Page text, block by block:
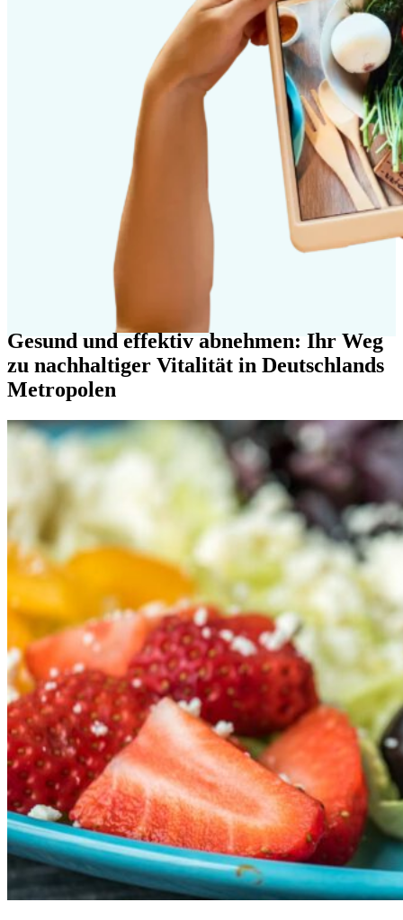
Gesund und effektiv abnehmen: Ihr Weg
zu nachhaltiger Vitalität in Deutschlands
Metropolen